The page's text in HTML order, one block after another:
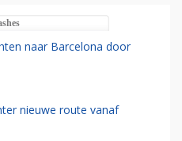
naar Barcelona door
nieuwe route vanaf